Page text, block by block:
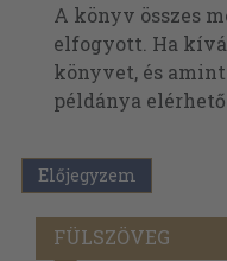
A könyv összes
elfogyott. Ha
könyvet, és
példánya
Előjegyzem
FÜLSZÖVEG